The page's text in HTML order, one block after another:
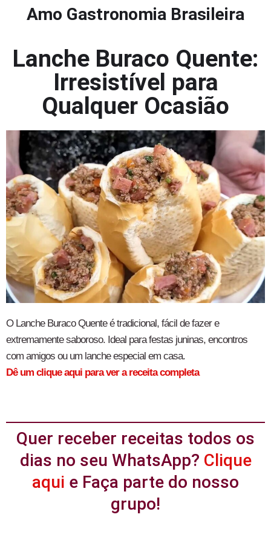
Amo Gastronomia Brasileira
Lanche Buraco Quente:
Irresistível para
Qualquer Ocasião
O Lanche Buraco Quente é tradicional, fácil de fazer e
extremamente saboroso. Ideal para festas juninas, encontros
com amigos ou um lanche especial em casa.
Dê um clique aqui para ver a receita completa
Quer receber receitas todos os
dias no seu WhatsApp? Clique
aqui e Faça parte do nosso
grupo!